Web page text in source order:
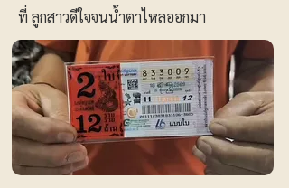
ที่ ลูกสาวดีใจจนน้ำตาไหลออกมา